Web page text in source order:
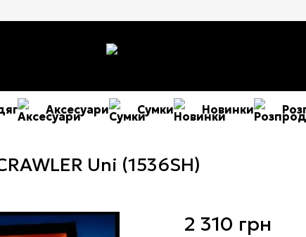
Аксесуари Сумки Новинки
Uni (1536SH)
2 310 грн